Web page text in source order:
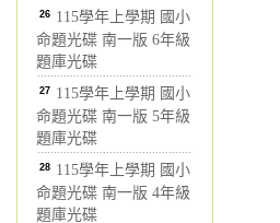
26 115學年上學期 國小
命題光碟 南一版 6年級
題庫光碟
27 115學年上學期 國小
命題光碟 南一版 5年級
題庫光碟
28 115學年上學期 國小
命題光碟 南一版 4年級
題庫光碟